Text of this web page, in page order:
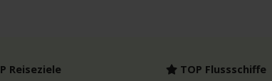
Reiseziele
TOP Flussschiffe